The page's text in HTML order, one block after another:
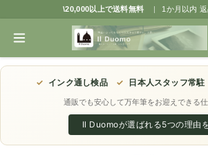
\20,000以上で送料無料 | 1か月以内
✓ インク通し検品 ✓ 日本人スタッフ常駐
通販でも安心して万年筆をお迎えできる
Il Duomoが選ばれる5つの理由